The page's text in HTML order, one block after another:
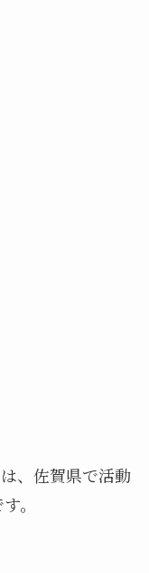
、佐賀県で活動
。